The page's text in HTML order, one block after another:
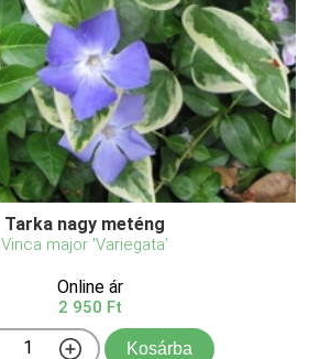
Tarka nagy meténg
Vinca major 'Variegata'
Online ár
2 950 Ft
Kosárba